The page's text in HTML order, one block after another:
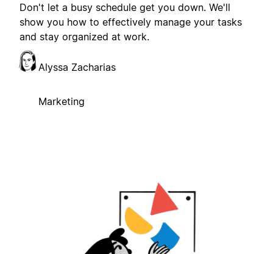
Don't let a busy schedule get you down. We'll
show you how to effectively manage your tasks
and stay organized at work.
Alyssa Zacharias
Marketing